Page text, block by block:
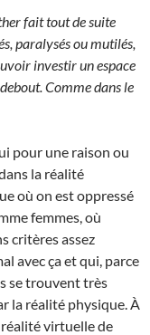
fait tout de suite
paralysés ou mutilés,
investir un espace
Comme dans le
pour une raison ou
la réalité
où on est oppressé
femmes, où
critères assez
avec ça et qui, parce
se trouvent très
la réalité physique. À
virtuelle de